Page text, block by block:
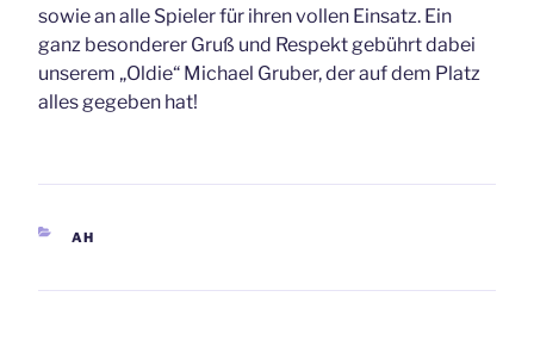
sowie an alle Spieler für ihren vollen Einsatz. Ein
ganz besonderer Gruß und Respekt gebührt dabei
unserem „Oldie“ Michael Gruber, der auf dem Platz
alles gegeben hat!
KATEGORIEN
AH